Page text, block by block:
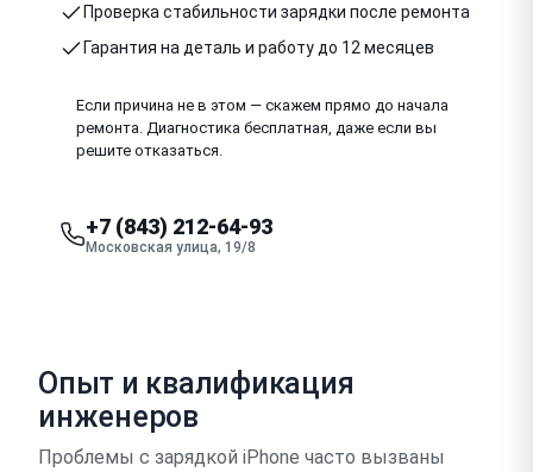
Проверка стабильности зарядки после ремонта
Гарантия на деталь и работу до 12 месяцев
Если причина не в этом — скажем прямо до начала
ремонта. Диагностика бесплатная, даже если вы
решите отказаться.
+7 (843) 212-64-93
Московская улица, 19/8
Опыт и квалификация
инженеров
Проблемы с зарядкой iPhone часто вызваны